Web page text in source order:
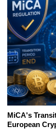
MiCA's
European